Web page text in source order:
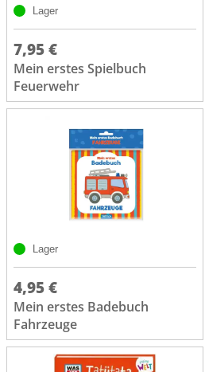
Lager
7,95 €
Mein erstes Spielbuch
Feuerwehr
Lager
4,95 €
Mein erstes Badebuch
Fahrzeuge